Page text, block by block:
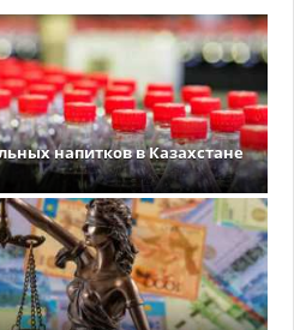
напитков в Казахстане